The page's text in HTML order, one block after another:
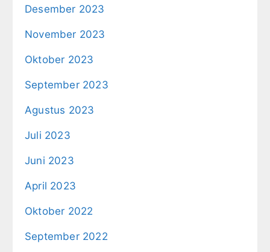
Desember 2023
November 2023
Oktober 2023
September 2023
Agustus 2023
Juli 2023
Juni 2023
April 2023
Oktober 2022
September 2022